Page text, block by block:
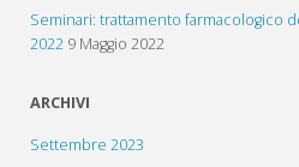
Seminari: trattamento farmacologico
2022 9 Maggio 2022
ARCHIVI
Settembre 2023